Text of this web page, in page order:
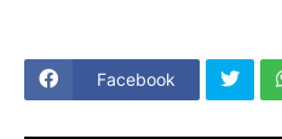
Facebook